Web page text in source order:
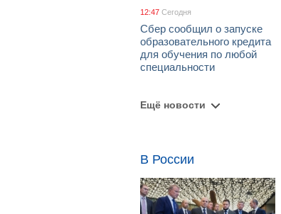
12:47 Сегодня
Сбер сообщил о запуске
образовательного кредита
для обучения по любой
специальности
Ещё новости
В России